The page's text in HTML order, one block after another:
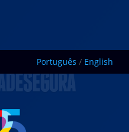
Português / English